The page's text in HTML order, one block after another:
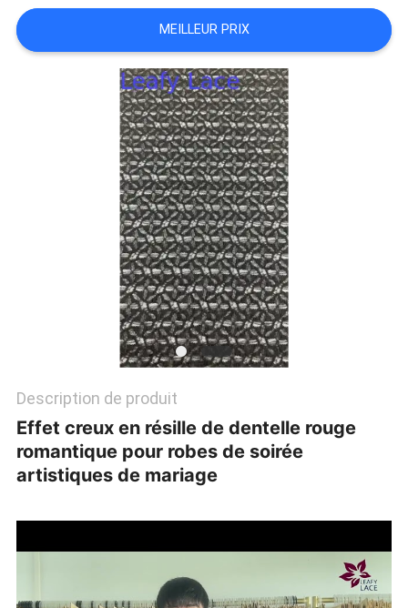
DE
SOUMISSION
POLITIQUE
CONFIDENTIALITÉ
MEILLEUR PRIX
Description de produit
Effet creux en résille de dentelle rouge
romantique pour robes de soirée
artistiques de mariage